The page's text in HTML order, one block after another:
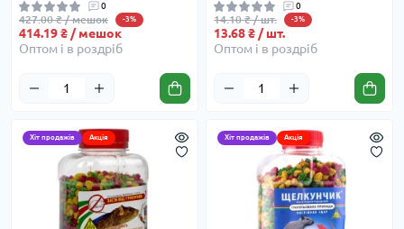
0
427.00 ₴ / мешок -3%
414.19 ₴ / мешок
Оптом і в роздріб
0
14.10 ₴ / шт. -3%
13.68 ₴ / шт.
Оптом і в роздріб
Хіт продажів Акція Хіт продажів Акція